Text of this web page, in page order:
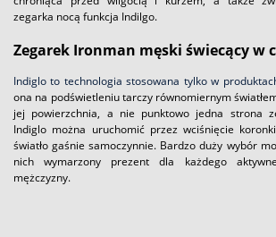
zegarka nocą funkcja Indilgo.
Zegarek Ironman męski świecący w
Indiglo to technologia stosowana tylko w
ona na podświetleniu tarczy równomiernym
jej powierzchnia, a nie punktowo jedna strona
Indiglo można uruchomić przez wciśnięcie
światło gaśnie samoczynnie. Bardzo duży wybór
nich wymarzony prezent dla każdego
mężczyzny.